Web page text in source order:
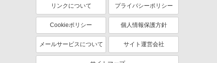
産休・育休取得実績あり
リンクについて プライバシーポリシー
Cookieポリシー 個人情報保護方針
メールサービスについて サイト運営会社